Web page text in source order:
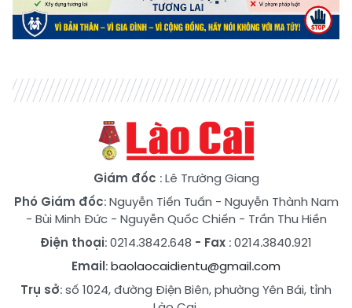
Giám đốc : Lê Trường Giang
Phó Giám đốc:Nguyễn Tiến Tuấn - Nguyễn Thành Nam
- Bùi Minh Đức- Nguyễn Quốc Chiến - Trần Thu Hiền
Điện thoại: 0214.3842.648 - Fax : 0214.3840.921
Email:baolaocaidientu@gmail.com
Trụ sở: số 1024, đường Điện Biên, phường Yên Bái, tỉnh